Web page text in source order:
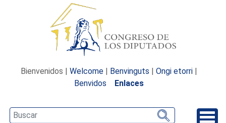
Bienvenidos | Welcome | Benvinguts | Ongi etorri |
Benvidos
Enlaces